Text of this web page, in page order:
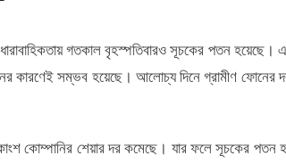
গতকাল বৃহস্পতিবারও সূচকের পতন
কারণেই সম্ভব হয়েছে। আলোচ্য দিনে গ্রামীণ ফোনের
কোম্পানির শেয়ার দর কমেছে। যার ফলে সূচকের